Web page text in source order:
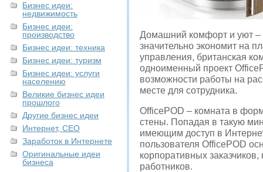
Бизнес идеи:
недвижимость
Бизнес идеи:
производство
Бизнес идеи: техника
Бизнес идеи: туризм
Бизнес идеи: услуги
населению
Великие бизнес идеи
прошлого
Другие бизнес идеи
Интернет, СЕО
Заработок в Интернете
Оригинальные идеи
бизнеса
Домашний комфорт и уют –
значительно экономит на
управления, британская
одноименный проект
возможности работы на
месте для сотрудника.
OfficePOD – комната в
стены. Попадая в такую
имеющим доступ в
пользователя OfficePOD
корпоративных
работников.